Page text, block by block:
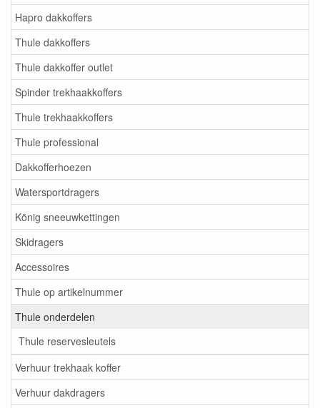
Hapro dakkoffers
Thule dakkoffers
Thule dakkoffer outlet
Spinder trekhaakkoffers
Thule trekhaakkoffers
Thule professional
Dakkofferhoezen
Watersportdragers
König sneeuwkettingen
Skidragers
Accessoires
Thule op artikelnummer
Thule onderdelen
Thule reservesleutels
Verhuur trekhaak koffer
Verhuur dakdragers